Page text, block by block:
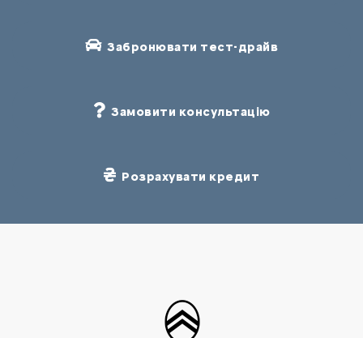
Забронювати тест-драйв
Замовити консультацію
Розрахувати кредит